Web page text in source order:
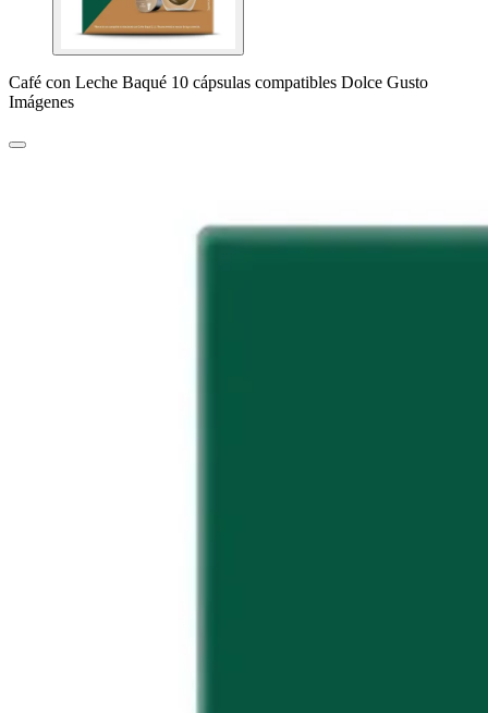
Café con Leche Baqué 10 cápsulas compatibles Dolce Gusto
Imágenes